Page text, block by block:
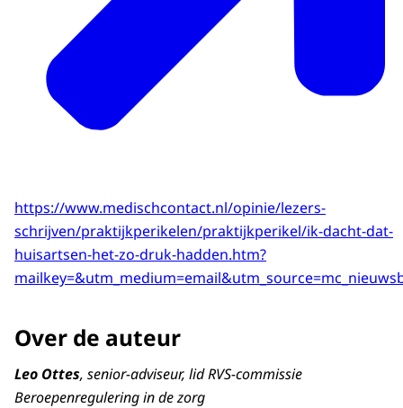
https://www.medischcontact.nl/opinie/lezers-
schrijven/praktijkperikelen/praktijkperikel/ik-dacht-dat-
huisartsen-het-zo-druk-hadden.htm?
Over de auteur
Leo Ottes, senior-adviseur, lid RVS-commissie
Beroepenregulering in de zorg